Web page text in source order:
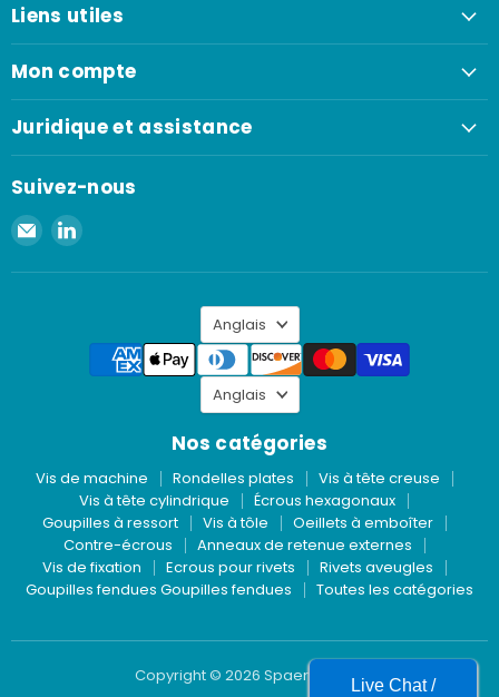
Liens utiles
Mon compte
Juridique et assistance
Suivez-nous
Envoyer
un
e-
Spaenaur
Retrouvez-
sur
Langue
Anglais
Nos catégories
Vis de machine Rondelles plates
Vis à tête creuse
Vis à tête cylindrique
Écrous hexagonaux
Goupilles à ressort
Vis à tôle
Oeillets à emboîter
Contre-écrous
Anneaux de retenue externes
Vis de fixation
Ecrous pour rivets
Rivets aveugles
Goupilles fendues Goupilles fendues
Toutes les catégories
Copyright © 2026 Spaenaur Inc.
Langue
Anglais
Live Chat /